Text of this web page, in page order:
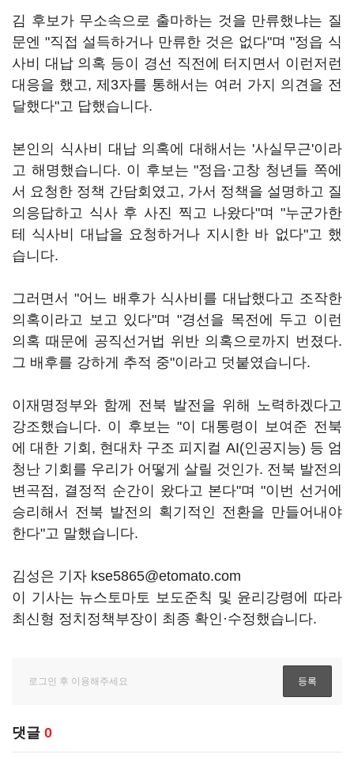
김 후보가 무소속으로 출마하는 것을 만류했냐는 질
문엔 "직접 설득하거나 만류한 것은 없다"며 "정읍 식
사비 대납 의혹 등이 경선 직전에 터지면서 이런저런
대응을 했고, 제3자를 통해서는 여러 가지 의견을 전
달했다"고 답했습니다.
본인의 식사비 대납 의혹에 대해서는 '사실무근'이라
고 해명했습니다. 이 후보는 "정읍·고창 청년들 쪽에
서 요청한 정책 간담회였고, 가서 정책을 설명하고 질
의응답하고 식사 후 사진 찍고 나왔다"며 "누군가한
테 식사비 대납을 요청하거나 지시한 바 없다"고 했
습니다.
그러면서 "어느 배후가 식사비를 대납했다고 조작한
의혹이라고 보고 있다"며 "경선을 목전에 두고 이런
의혹 때문에 공직선거법 위반 의혹으로까지 번졌다.
그 배후를 강하게 추적 중"이라고 덧붙였습니다.
이재명정부와 함께 전북 발전을 위해 노력하겠다고
강조했습니다. 이 후보는 "이 대통령이 보여준 전북
에 대한 기회, 현대차 구조 피지컬 AI(인공지능) 등 엄
청난 기회를 우리가 어떻게 살릴 것인가. 전북 발전의
변곡점, 결정적 순간이 왔다고 본다"며 "이번 선거에
승리해서 전북 발전의 획기적인 전환을 만들어내야
한다"고 말했습니다.
김성은 기자 kse5865@etomato.com
이 기사는 뉴스토마토 보도준칙 및 윤리강령에 따라
최신형 정치정책부장이 최종 확인·수정했습니다.
댓글 0